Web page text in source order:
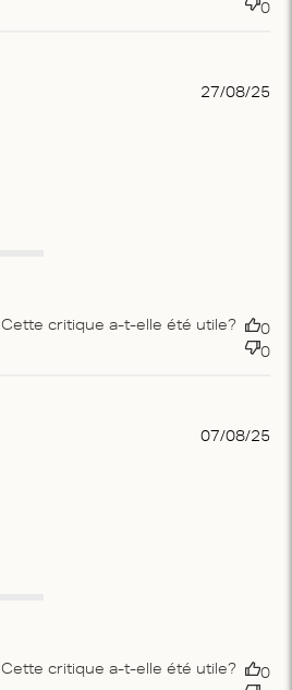
0
27/08/25
Cette critique a-t-elle été utile?
0
0
07/08/25
Cette critique a-t-elle été utile?
0